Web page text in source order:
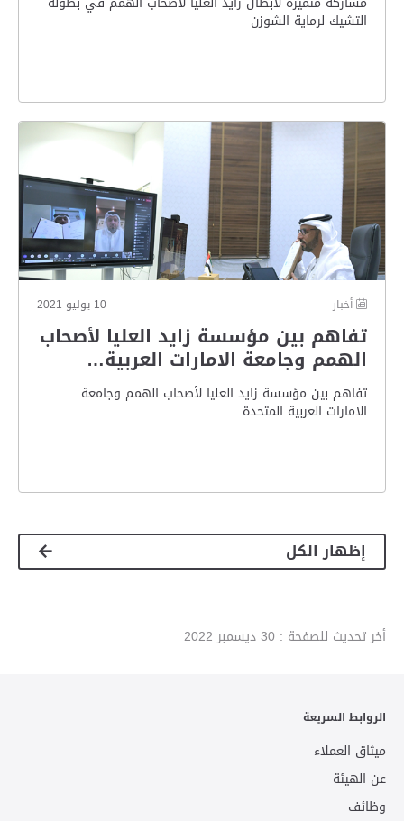
التشيك لرماية الشوزن
أخبار 10 يوليو 2021
تفاهم بين مؤسسة زايد العليا لأصحاب
الهمم وجامعة الامارات العربية…
تفاهم بين مؤسسة زايد العليا لأصحاب الهمم وجامعة
الامارات العربية المتحدة
إظهار الكل
أخر تحديث للصفحة : 30 ديسمبر 2022
الروابط السريعة
ميثاق العملاء
عن الهيئة
وظائف